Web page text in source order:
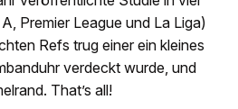
Premier League und La Liga)
Refs trug einer ein kleines
verdeckt wurde, und
That’s all!